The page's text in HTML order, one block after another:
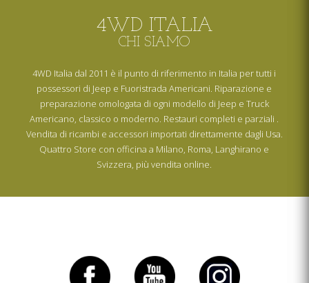
4WD ITALIA
CHI SIAMO
4WD Italia dal 2011 è il punto di riferimento in Italia per tutti i
possessori di Jeep e Fuoristrada Americani. Riparazione e
preparazione omologata di ogni modello di Jeep e Truck
Americano, classico o moderno. Restauri completi e parziali .
Vendita di ricambi e accessori importati direttamente dagli Usa.
Quattro Store con officina a Milano, Roma, Langhirano e
Svizzera, più vendita online.